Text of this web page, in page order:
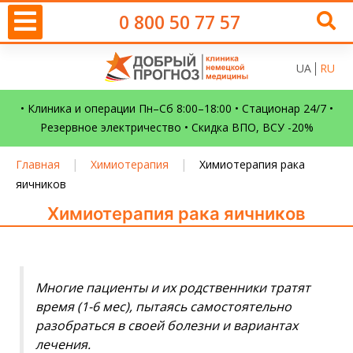
0 800 50 77 57
UA RU
• Клиника и операции Пн–Сб 8:00–18:00 • Стационар 24/7 •
Резервное электричество • Скидка ВПО, ВСУ -20%
Главная | Химиотерапия |
Химиотерапия рака
яичников
Химиотерапия рака яичников
Многие пациенты и их родственники тратят
время (1-6 мес), пытаясь самостоятельно
разобраться в своей болезни и вариантах
лечения.